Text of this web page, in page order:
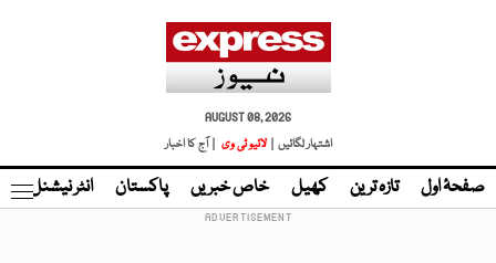
AUGUST 08, 2026
اشتہار لگائیں |
لائیو ٹی وی | آج کا اخبار
صفحۂ اول تازہ ترین کھیل خاص خبریں پاکستان انٹر نیشنل